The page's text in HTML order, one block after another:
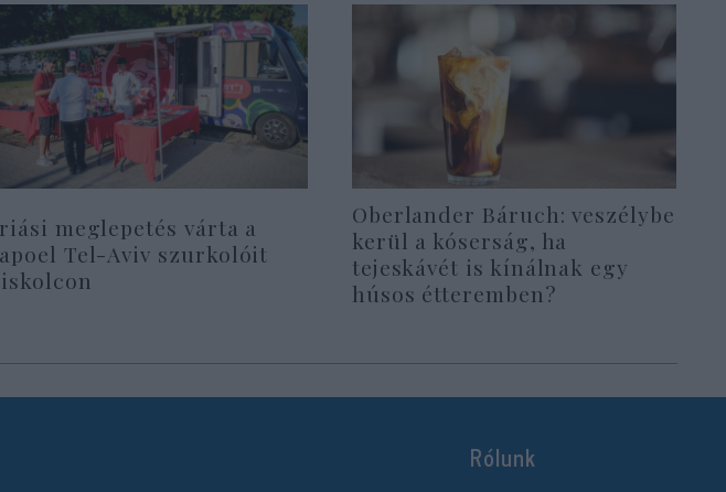
meglepetés várta a
Tel-Aviv szurkolóit
Oberlander Báruch: veszélybe
kerül a kóserság, ha
tejeskávét is kínálnak egy
húsos étteremben?
Rólunk